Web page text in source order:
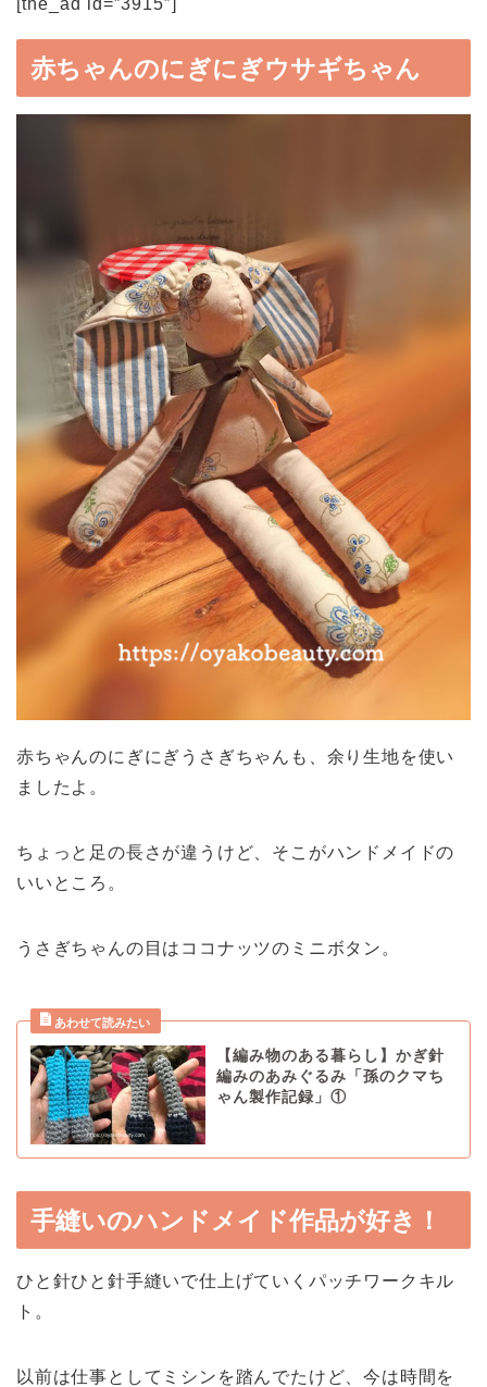
[the_ad id=”3915″]
赤ちゃんのにぎにぎウサギちゃん
赤ちゃんのにぎにぎうさぎちゃんも、余り生地を使い
ましたよ。
ちょっと足の長さが違うけど、そこがハンドメイドの
いいところ。
うさぎちゃんの目はココナッツのミニボタン。
【編み物のある暮らし】かぎ針
編みのあみぐるみ「孫のクマち
ゃん製作記録」①
手縫いのハンドメイド作品が好き！
ひと針ひと針手縫いで仕上げていくパッチワークキル
ト。
以前は仕事としてミシンを踏んでたけど、今は時間を